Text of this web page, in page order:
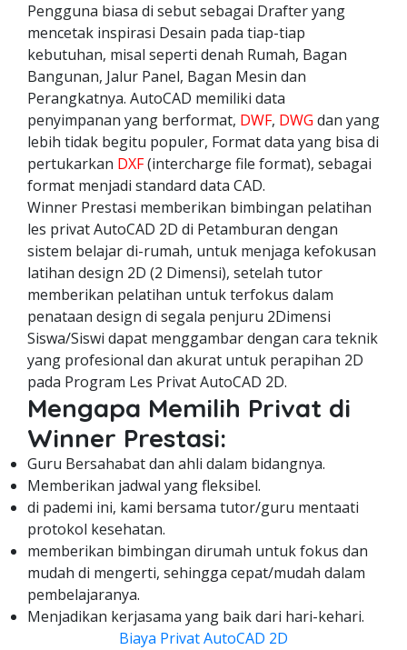
Pengguna biasa di sebut sebagai Drafter yang
mencetak inspirasi Desain pada tiap-tiap
kebutuhan, misal seperti denah Rumah, Bagan
Bangunan, Jalur Panel, Bagan Mesin dan
Perangkatnya. AutoCAD memiliki data
penyimpanan yang berformat, DWF, DWG dan yang
lebih tidak begitu populer, Format data yang bisa di
pertukarkan DXF(intercharge file format), sebagai
format menjadi standard data CAD.
Winner Prestasi memberikan bimbingan pelatihan
les privat AutoCAD 2D di Petamburan dengan
sistem belajar di-rumah, untuk menjaga kefokusan
latihan design 2D (2 Dimensi), setelah tutor
memberikan pelatihan untuk terfokus dalam
penataan design di segala penjuru 2Dimensi
Siswa/Siswi dapat menggambar dengan cara teknik
yang profesional dan akurat untuk perapihan 2D
pada Program Les Privat AutoCAD 2D.
Mengapa Memilih Privat di
Winner Prestasi:
Guru Bersahabat dan ahli dalam bidangnya.
Memberikan jadwal yang fleksibel.
di pademi ini, kami bersama tutor/guru mentaati
protokol kesehatan.
memberikan bimbingan dirumah untuk fokus dan
mudah di mengerti, sehingga cepat/mudah dalam
pembelajaranya.
Menjadikan kerjasama yang baik dari hari-kehari.
Biaya Privat AutoCAD 2D